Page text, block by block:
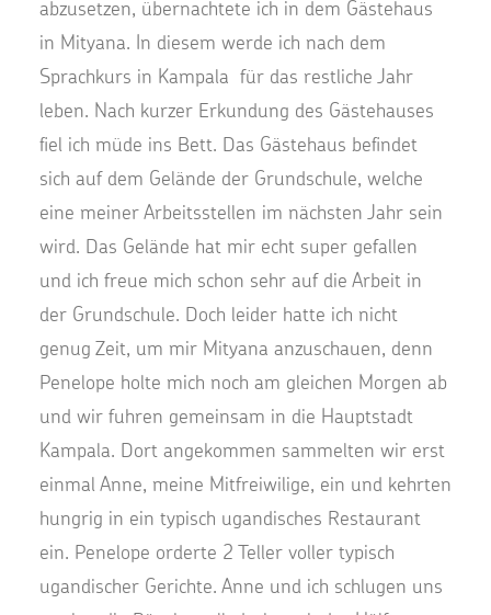
abzusetzen, übernachtete ich in dem Gästehaus
in Mityana. In diesem werde ich nach dem
Sprachkurs in Kampala für das restliche Jahr
leben. Nach kurzer Erkundung des Gästehauses
fiel ich müde ins Bett. Das Gästehaus befindet
sich auf dem Gelände der Grundschule, welche
eine meiner Arbeitsstellen im nächsten Jahr sein
wird. Das Gelände hat mir echt super gefallen
und ich freue mich schon sehr auf die Arbeit in
der Grundschule. Doch leider hatte ich nicht
genug Zeit, um mir Mityana anzuschauen, denn
Penelope holte mich noch am gleichen Morgen ab
und wir fuhren gemeinsam in die Hauptstadt
Kampala. Dort angekommen sammelten wir erst
einmal Anne, meine Mitfreiwilige, ein und kehrten
hungrig in ein typisch ugandisches Restaurant
ein. Penelope orderte 2 Teller voller typisch
ugandischer Gerichte. Anne und ich schlugen uns